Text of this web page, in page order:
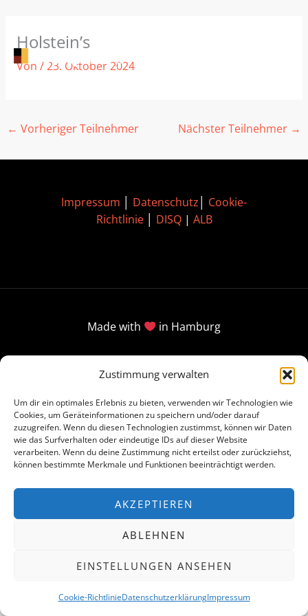
Zustimmung verwalten
Um dir ein optimales Erlebnis zu bieten, verwenden wir Technologien wie
Cookies, um Geräteinformationen zu speichern und/oder darauf
zuzugreifen. Wenn du diesen Technologien zustimmst, können wir Daten
wie das Surfverhalten oder eindeutige IDs auf dieser Website
verarbeiten. Wenn du deine Zustimmung nicht erteilst oder zurückziehst,
können bestimmte Merkmale und Funktionen beeinträchtigt werden.
AKZEPTIEREN
ABLEHNEN
EINSTELLUNGEN ANSEHEN
Cookie-RichtlinieDatenschutzerklärungImpressum
Inhalt
springen
Holstein’s
Von /23. Oktober 2024
← Vorheriger Teilnehmer Nächster Teilnehmer →
Impressum Datenschutz
Cookie-
Richtlinie│ DISQ| ALB
Made with in Hamburg